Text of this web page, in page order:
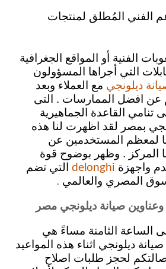
الفني المُطلق لمنتجات
الفنية أو المواقع الجغرافية
التي أجراها المسؤولون
ديلونجي مع العملاء وبعد
عن افضل الممارسات . التى
تنامي القاعدة الجماهيرية
بمصر لقد اظهرت لنا هذه
لمعظم المستخدمين عن
المركز . وظهر بوضوح قوة
واجهزة delonghi التي تضم
المصري والعالمي .
صيانة ديلونجي مصر
الساعة الثامنة مساءً هي
ديلونجي اثناء هذه المواعيد
لحجز طلبات اصلاح